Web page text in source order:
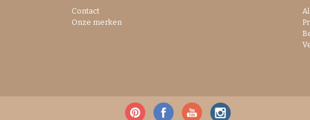
Contact
Onze merken